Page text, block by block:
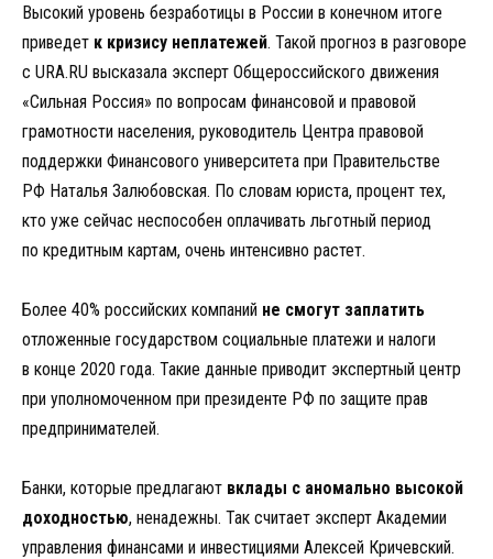
Высокий уровень безработицы в России в конечном итоге
приведет к кризису неплатежей. Такой прогноз в разговоре
с URA.RU высказала эксперт Общероссийского движения
«Сильная Россия» по вопросам финансовой и правовой
грамотности населения, руководитель Центра правовой
поддержки Финансового университета при Правительстве
РФ Наталья Залюбовская. По словам юриста, процент тех,
кто уже сейчас неспособен оплачивать льготный период
по кредитным картам, очень интенсивно растет.
Более 40% российских компаний не смогут заплатить
отложенные государством социальные платежи и налоги
в конце 2020 года. Такие данные приводит экспертный центр
при уполномоченном при президенте РФ по защите прав
предпринимателей.
Банки, которые предлагают вклады с аномально высокой
доходностью, ненадежны. Так считает эксперт Академии
управления финансами и инвестициями Алексей Кричевский.